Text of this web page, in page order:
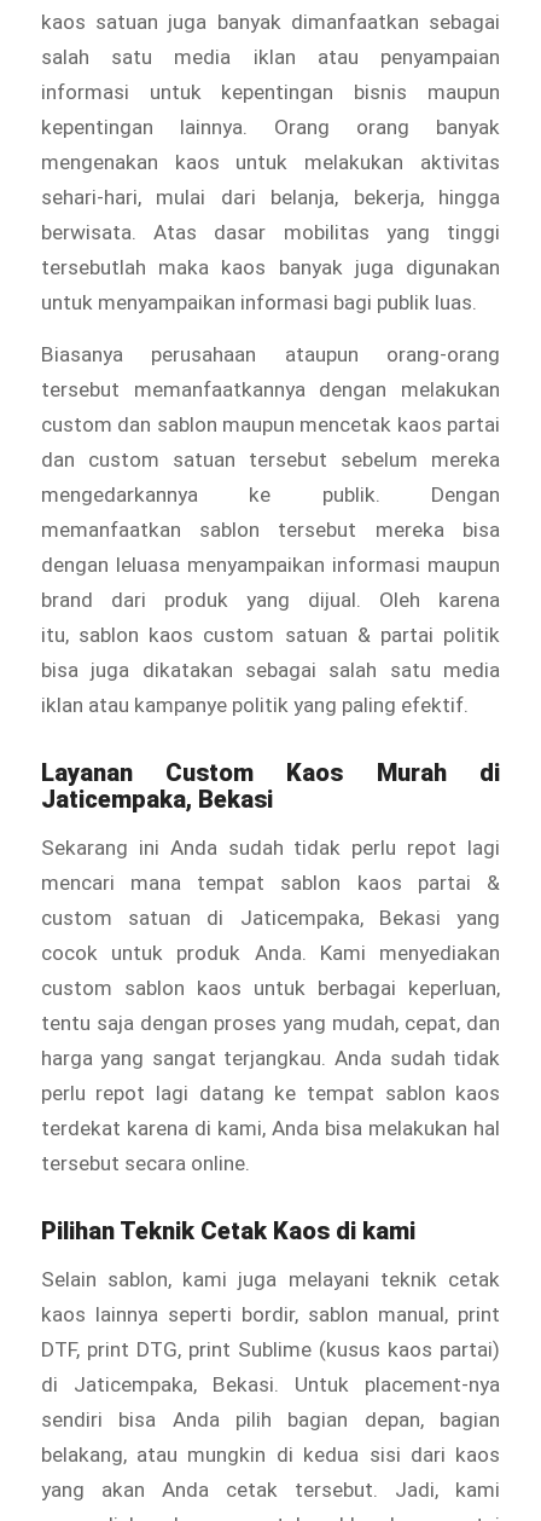
kaos satuan juga banyak dimanfaatkan sebagai
salah satu media iklan atau penyampaian
informasi untuk kepentingan bisnis maupun
kepentingan lainnya. Orang orang banyak
mengenakan kaos untuk melakukan aktivitas
sehari-hari, mulai dari belanja, bekerja, hingga
berwisata. Atas dasar mobilitas yang tinggi
tersebutlah maka kaos banyak juga digunakan
untuk menyampaikan informasi bagi publik luas.
Biasanya perusahaan ataupun orang-orang
tersebut memanfaatkannya dengan melakukan
custom dan sablon maupun mencetak kaos partai
dan custom satuan tersebut sebelum mereka
mengedarkannya ke publik. Dengan
memanfaatkan sablon tersebut mereka bisa
dengan leluasa menyampaikan informasi maupun
brand dari produk yang dijual. Oleh karena
itu, sablon kaos custom satuan & partai politik
bisa juga dikatakan sebagai salah satu media
iklan atau kampanye politik yang paling efektif.
Layanan Custom Kaos Murahdi
Jaticempaka, Bekasi
Sekarang ini Anda sudah tidak perlu repot lagi
mencari mana tempat sablon kaos partai &
custom satuan di Jaticempaka, Bekasi yang
cocok untuk produk Anda. Kami menyediakan
custom sablon kaos untuk berbagai keperluan,
tentu saja dengan proses yang mudah, cepat, dan
harga yang sangat terjangkau. Anda sudah tidak
perlu repot lagi datang ke tempat sablon kaos
terdekat karena di kami, Anda bisa melakukan hal
tersebut secara online.
Pilihan Teknik Cetak Kaos di kami
Selain sablon, kami juga melayani teknik cetak
kaos lainnya seperti bordir, sablon manual, print
DTF, print DTG, print Sublime (kusus kaos partai)
di Jaticempaka, Bekasi. Untuk placement-nya
sendiri bisa Anda pilih bagian depan, bagian
belakang, atau mungkin di kedua sisi dari kaos
yang akan Anda cetak tersebut. Jadi, kami